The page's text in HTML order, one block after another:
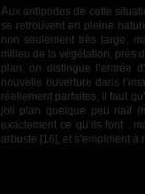
Aux antipodes de cette situation, lorsque Andrew rejoint Ariel en cachette à la nuit tombée, ils
se retrouvent en pleine
non seulement très large,
milieu de la végétation, près
plan, on distingue l’entrée
nouvelle ouverture dans
réellement parfaites, il faut
joli plan quelque peu naïf
exactement ce qu’ils font :
arbuste [16], et s’emploient à